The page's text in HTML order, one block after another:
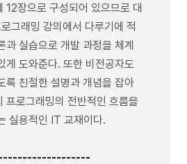
12장으로 구성되어 있으므로 대
그래밍 강의에서 다루기에 적
과 실습으로 개발 과정을 체계
게 도와준다. 또한 비전공자도
록 친절한 설명과 개념을 잡아
프로그래밍의 전반적인 흐름을
실용적인 IT 교재이다.